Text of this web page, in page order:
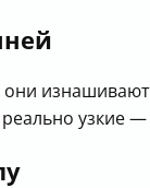
узкие